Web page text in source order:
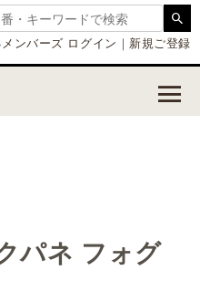
メンバーズ ログイン ｜ 新規ご登録
パネ フォグ